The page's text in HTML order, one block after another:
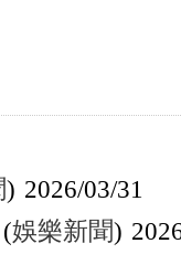
) 2026/03/31
(娛樂新聞)